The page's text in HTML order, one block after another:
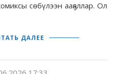
сөбүлээн ааҕаллар. Ол
ДАЛЕЕ